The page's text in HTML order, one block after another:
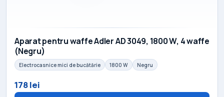
Aparat pentru waffe Adler AD 3049, 1800 W, 4 waffe
(Negru)
Electrocasnice mici de bucătărie 1800 W Negru
178 lei